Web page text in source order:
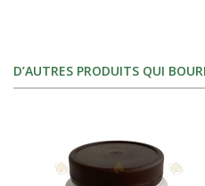
D’AUTRES PRODUITS QUI